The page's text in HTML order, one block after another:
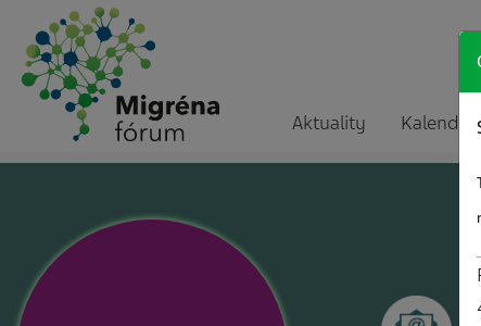
Aktuality Kalendár